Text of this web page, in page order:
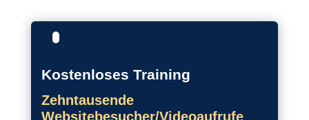
Kostenloses Training
Zehntausende
Websitebesucher/Videoaufrufe